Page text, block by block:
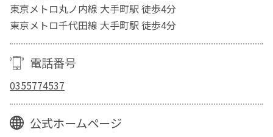
東京メトロ丸ノ内線 大手町駅 徒歩4分
東京メトロ千代田線 大手町駅 徒歩4分
電話番号
0355774537
公式ホームページ